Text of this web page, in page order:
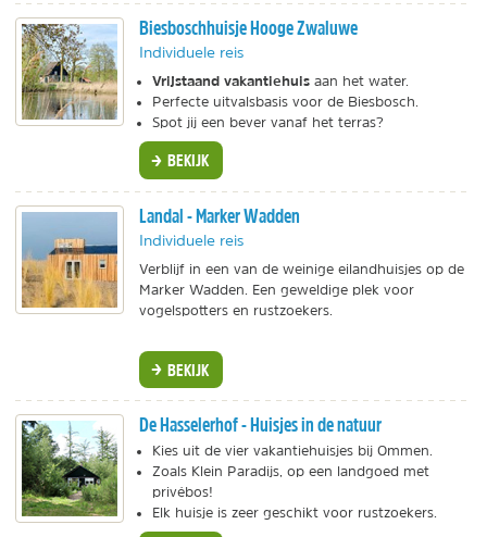
Biesboschhuisje Hooge Zwaluwe
Individuele reis
Vrijstaand vakantiehuis aan het water.
Perfecte uitvalsbasis voor de Biesbosch.
Spot jij een bever vanaf het terras?
BEKIJK
Landal - Marker Wadden
Individuele reis
Verblijf in een van de weinige eilandhuisjes op de
Marker Wadden. Een geweldige plek voor
vogelspotters en rustzoekers.
BEKIJK
De Hasselerhof - Huisjes in de natuur
Kies uit de vier vakantiehuisjes bij Ommen.
Zoals Klein Paradijs, op een landgoed met
privébos!
Elk huisje is zeer geschikt voor rustzoekers.